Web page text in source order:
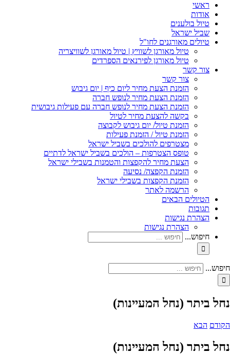
ראשי
אודות
טיול בולענים
שביל ישראל
טיולים מאורגנים לחו"ל
טיול מאורגן לשוויץ | טיול מאורגן לשוויצריה
טיול מאורגן לפירנאים הספרדים
צור קשר
צור קשר
הזמנת הצעת מחיר ליום כיף | יום גיבוש
הזמנת הצעת מחיר לנופש חברה
הזמנת הצעת מחיר לנופש חברה עם פעילות גיבושית
בקשה להצעת מחיר לטיול
הזמנת טיול/ יום גיבוש לקבוצה
הזמנת טיול / הזמנת פעילות
מצטרפים להולכים בשביל ישראל
טופס הצטרפות – הולכים בשביל ישראל לדתיים
הצעת מחיר להקפצות והטמנות בשבילי ישראל
הזמנת הקפצה/ נסיעה
הזמנת הקפצות בשבילי ישראל
הרשמה לאתר
הטיולים הבאים
תגובות
הצהרת נגישות
הצהרת נגישות
חיפוש...
חיפוש...
נחל ביתר (נחל המעיינות)
הקודם הבא
נחל ביתר (נחל המעיינות)